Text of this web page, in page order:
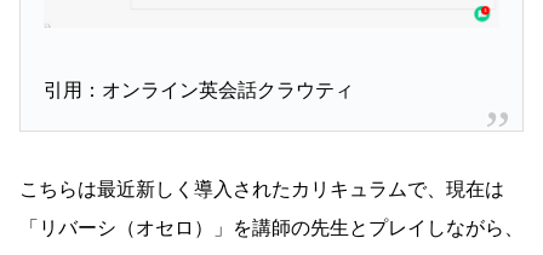
引用：オンライン英会話クラウティ
こちらは最近新しく導入されたカリキュラムで、現在は
「リバーシ（オセロ）」を講師の先生とプレイしながら、